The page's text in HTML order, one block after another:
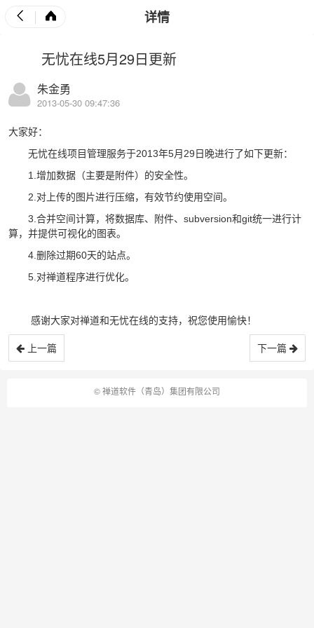
详情
无忧在线5月29日更新
朱金勇
2013-05-30 09:47:36
大家好：
无忧在线项目管理服务于2013年5月29日晚进行了如下更新：
1.增加数据（主要是附件）的安全性。
2.对上传的图片进行压缩，有效节约使用空间。
3.合并空间计算，将数据库、附件、subversion和git统一进行计
算，并提供可视化的图表。
4.删除过期60天的站点。
5.对禅道程序进行优化。
感谢大家对禅道和无忧在线的支持，祝您使用愉快！
上一篇 下一篇
©禅道软件（青岛）集团有限公司